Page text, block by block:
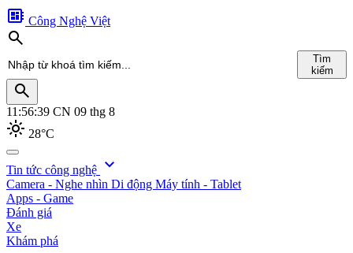
developer_board Công Nghệ Việt
search
Tìm
kiếm
search
11:56:41 CN 09 thg 8
light_mode 28°C
search
Tin tức công nghệ expand_more
Camera - Nghe nhìn Di động Máy tính - Tablet
Apps - Game
Đánh giá
Xe
Khám phá